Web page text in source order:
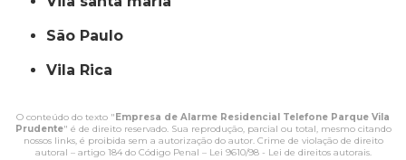
São Paulo
Vila Rica
O conteúdo do texto "Empresa de Alarme Residencial Telefone Parque Vila
Prudente" é de direito reservado. Sua reprodução, parcial ou total, mesmo citando
nossos links, é proibida sem a autorização do autor. Crime de violação de direito
autoral – artigo 184 do Código Penal – Lei 9610/98 - Lei de direitos autorais.